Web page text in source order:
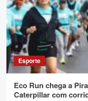
Esporte
Eco Run chega a
Caterpillar com